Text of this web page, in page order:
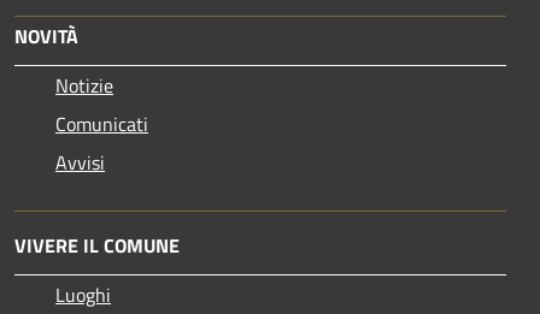
NOVITÀ
Notizie
Comunicati
Avvisi
VIVERE IL COMUNE
Luoghi